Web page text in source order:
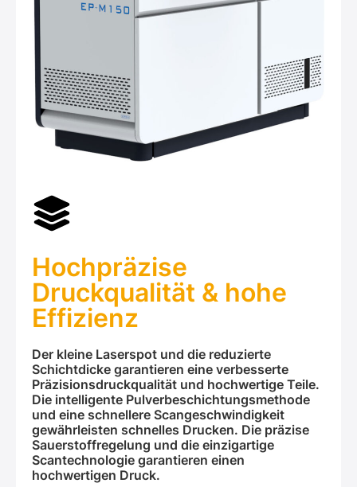
Hochpräzise
Druckqualität & hohe
Effizienz
Der kleine Laserspot und die reduzierte
Schichtdicke garantieren eine verbesserte
Präzisionsdruckqualität und hochwertige Teile.
Die intelligente Pulverbeschichtungsmethode
und eine schnellere Scangeschwindigkeit
gewährleisten schnelles Drucken. Die präzise
Sauerstoffregelung und die einzigartige
Scantechnologie garantieren einen
hochwertigen Druck.